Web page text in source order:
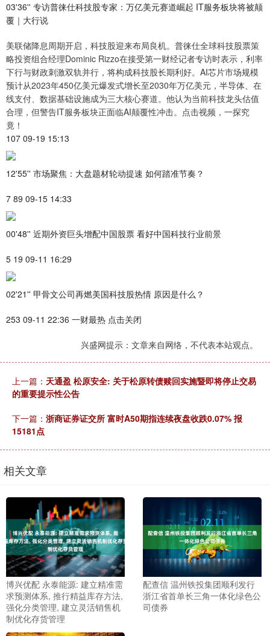
03'36'' 专访普徕仕科技股专家：万亿美元赛道崛起 IT服务板块将被颠
覆｜大行说
美联储降息周期开启，科技股迎来布局良机。普徕仕全球科技股票策
略投资组合经理Dominic Rizzo在接受第一财经记者专访时表示，利率
下行与财政刺激双轨并行，将构成科技股长期利好。AI芯片市场规模
预计从2023年450亿美元爆发式增长至2030年万亿美元，半导体、在
线支付、数据基础设施成为三大核心赛道。他认为当前科技龙头估值
合理，但警告IT服务板块正面临AI颠覆性冲击。点击视频，一探究
竟！
107 09-19 15:13
12'55'' 市场聚焦：大盘题材轮动提速 如何踏准节奏？
7 89 09-15 14:33
00'48'' 近期外资巨头增配中国股票 看好中国科技行业前景
5 19 09-11 16:29
02'21'' 甲骨文公司再燃美国科技股热情 原因是什么？
253 09-11 22:36 一财最热 点击关闭
兴盛网提示：文章来自网络，不代表本站观点。
上一篇： 天通盈 松原安全: 关于松原转债赎回实施暨即将停止交易
的重要提示性公告
下一篇： 浙商证券证交所 富时A50期指连续夜盘收跌0.07% 报
15181点
相关文章
博兴优配 永泰能源: 建立精准需
求预测体系, 推行精益库存方法,
强化分类管理, 建立灵活销售机
制优化存货管理
配查信 温州铁投集团顺利发行
浙江省首单长三角一体化绿色公
司债券